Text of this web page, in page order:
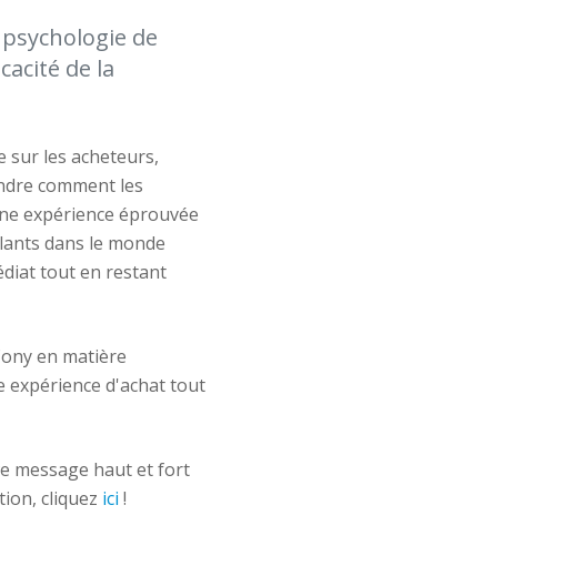
de
de la
sur les acheteurs,
comment les
expérience éprouvée
dans le monde
tout en restant
en matière
expérience d'achat tout
message haut et fort
cliquez ici !